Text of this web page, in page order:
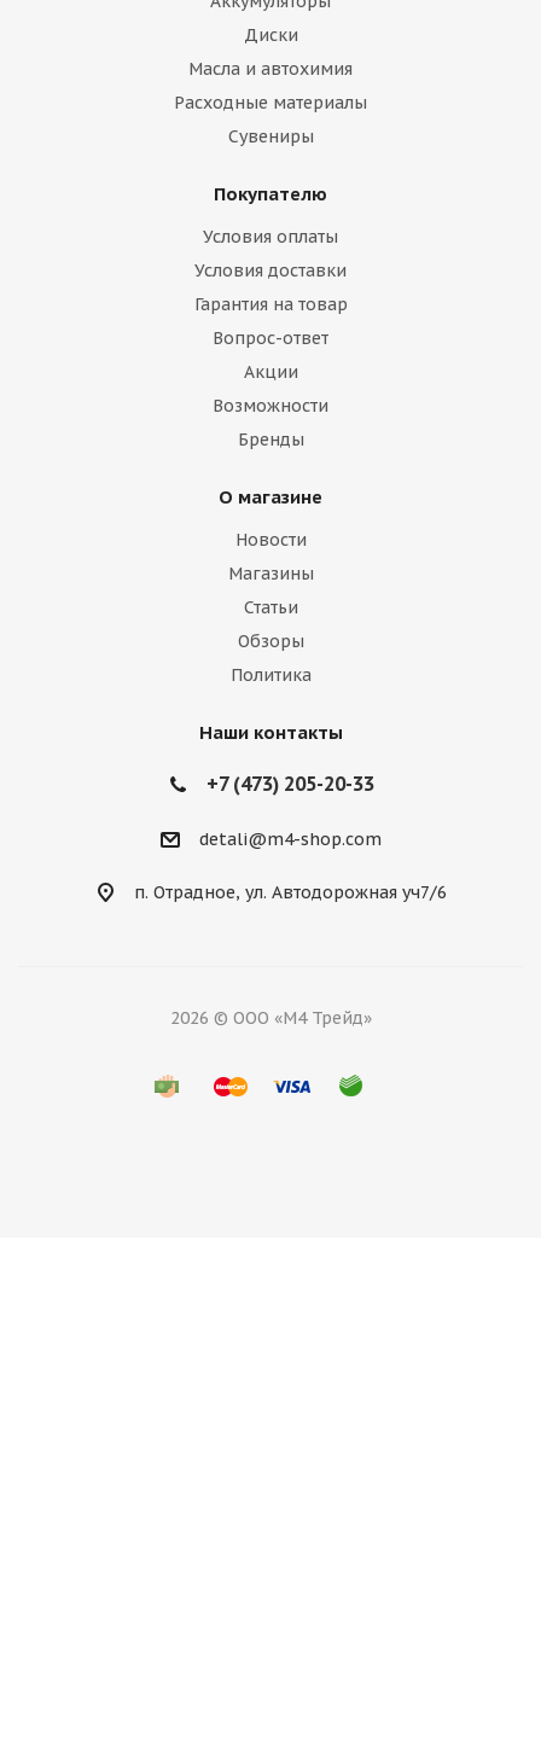
Диски
Масла и автохимия
Расходные материалы
Сувениры
Покупателю
Условия оплаты
Условия доставки
Гарантия на товар
Вопрос-ответ
Акции
Возможности
Бренды
О магазине
Новости
Магазины
Статьи
Обзоры
Политика
Наши контакты
+7 (473) 205-20-33
detali@m4-shop.com
п. Отрадное, ул. Автодорожная уч7/6
2026 © ООО «М4 Трейд»